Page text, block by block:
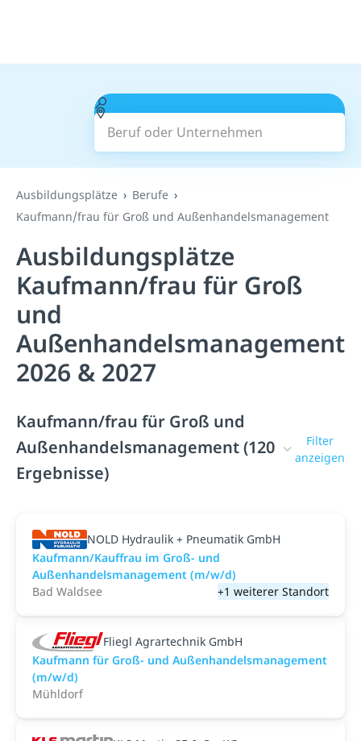
Beruf oder Unternehmen
Suchen
Ausbildungsplätze
Berufe
Kaufmann/frau für Groß und Außenhandelsmanagement
Ausbildungsplätze
Kaufmann/frau für Groß
und
Außenhandelsmanagement
2026 & 2027
Kaufmann/frau für Groß und
Außenhandelsmanagement (120
Ergebnisse)
Filter
anzeigen
NOLD Hydraulik + Pneumatik GmbH
Kaufmann/Kauffrau im Groß- und
Außenhandelsmanagement (m/w/d)
Bad Waldsee
+1 weiterer Standort
Fliegl Agrartechnik GmbH
Kaufmann für Groß- und Außenhandelsmanagement
(m/w/d)
Mühldorf